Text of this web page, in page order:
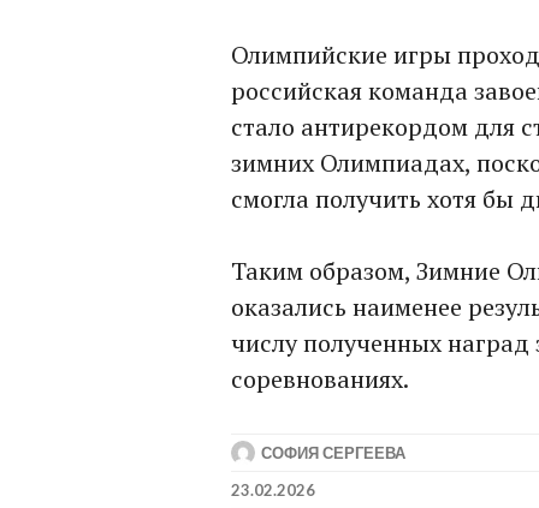
Олимпийские игры
российская команда
стало антирекордом для
зимних Олимпиадах,
смогла получить хотя бы
Таким образом, Зимние
оказались наименее
числу полученных
соревнованиях.
СОФИЯ СЕРГЕЕВА
23.02.2026